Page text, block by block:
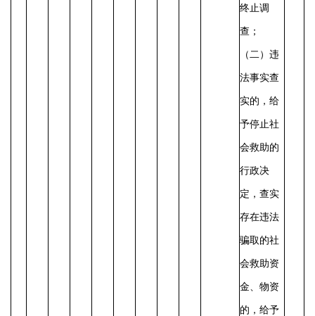
终止调
查；
（二）违
法事实查
实的，给
予停止社
会救助的
行政决
定，查实
存在违法
骗取的社
会救助资
金、物资
的，给予